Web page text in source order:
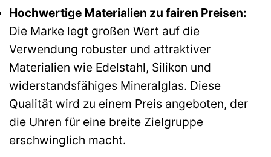
Hochwertige Materialien zu fairen Preisen:
Die Marke legt großen Wert auf die
Verwendung robuster und attraktiver
Materialien wie Edelstahl, Silikon und
widerstandsfähiges Mineralglas. Diese
Qualität wird zu einem Preis angeboten, der
die Uhren für eine breite Zielgruppe
erschwinglich macht.